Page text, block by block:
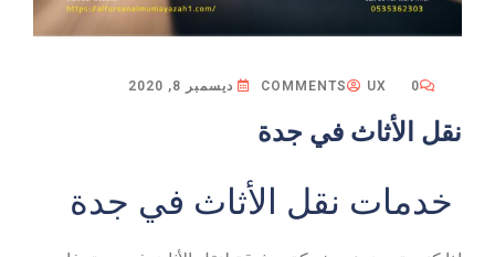
0 COMMENTS
UX ديسمبر 8, 2020
نقل الأثاث في جدة
خدمات نقل الأثاث في جدة